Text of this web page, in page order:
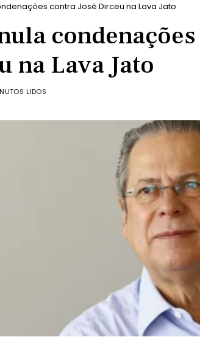
contra José Dirceu na Lava Jato
na Lava Jato
LIDOS